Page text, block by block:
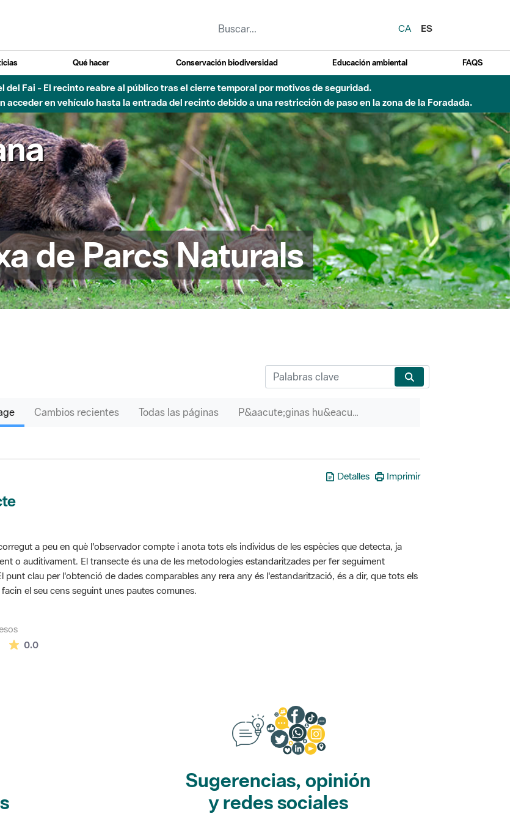
CA
ES
Qué hacer Conservación biodiversidad Educación ambiental FAQS
del Fai - El recinto reabre al público tras el cierre temporal por motivos de seguridad.
en vehículo hasta la entrada del recinto debido a una restricción de paso en la zona de la Foradada.
de Parcs Naturals
Cambios recientes Todas las páginas P&aacute;ginas hu&eacute;rfanas
Detalles Imprimir
a peu en què l'observador compte i anota tots els individus de les espècies que detecta, ja
o auditivament. El transecte és una de les metodologies estandaritzades per fer seguiment
punt clau per l'obtenció de dades comparables any rera any és l'estandarització, és a dir, que tots els
el seu cens seguint unes pautes comunes.
0.0La valoración media es de 0 estrellas de 5.
Sugerencias, opinión
y redes sociales